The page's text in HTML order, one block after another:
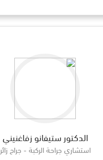
الدكتور ستيفانو زفاغنيني
استشاري جراحة الركبة - جراح زائر